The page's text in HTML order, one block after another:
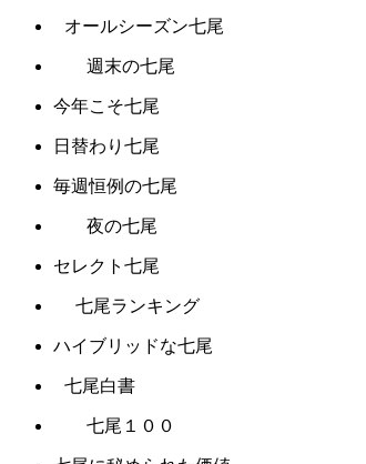
オールシーズン七尾
週末の七尾
今年こそ七尾
日替わり七尾
毎週恒例の七尾
夜の七尾
セレクト七尾
七尾ランキング
ハイブリッドな七尾
七尾白書
七尾１００